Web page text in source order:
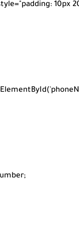
="padding: 10px